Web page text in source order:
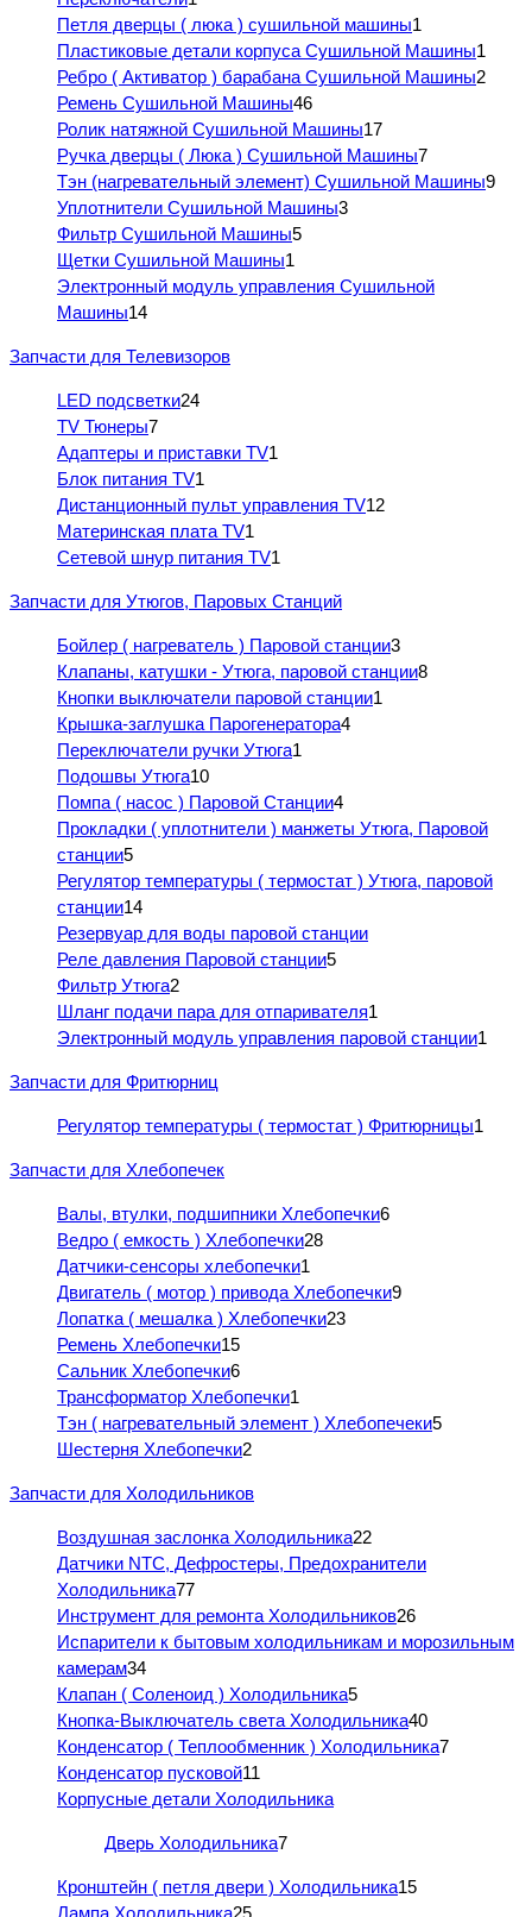
Петля дверцы ( люка ) сушильной машины1
Пластиковые детали корпуса Сушильной Машины1
Ребро ( Активатор ) барабана Сушильной Машины2
Ремень Сушильной Машины46
Ролик натяжной Сушильной Машины17
Ручка дверцы ( Люка ) Сушильной Машины7
Тэн (нагревательный элемент) Сушильной Машины9
Уплотнители Сушильной Машины3
Фильтр Сушильной Машины5
Щетки Сушильной Машины1
Электронный модуль управления Сушильной
Машины14
Запчасти для Телевизоров
LED подсветки24
TV Тюнеры7
Адаптеры и приставки TV1
Блок питания TV1
Дистанционный пульт управления TV12
Материнская плата TV1
Сетевой шнур питания TV1
Запчасти для Утюгов, Паровых Станций
Бойлер ( нагреватель ) Паровой станции3
Клапаны, катушки - Утюга, паровой станции8
Кнопки выключатели паровой станции1
Крышка-заглушка Парогенератора4
Переключатели ручки Утюга1
Подошвы Утюга10
Помпа ( насос ) Паровой Станции4
Прокладки ( уплотнители ) манжеты Утюга, Паровой
станции5
Регулятор температуры ( термостат ) Утюга, паровой
станции14
Резервуар для воды паровой станции
Реле давления Паровой станции5
Фильтр Утюга2
Шланг подачи пара для отпаривателя1
Электронный модуль управления паровой станции1
Запчасти для Фритюрниц
Регулятор температуры ( термостат ) Фритюрницы1
Запчасти для Хлебопечек
Валы, втулки, подшипники Хлебопечки6
Ведро ( емкость ) Хлебопечки28
Датчики-сенсоры хлебопечки1
Двигатель ( мотор ) привода Хлебопечки9
Лопатка ( мешалка ) Хлебопечки23
Ремень Хлебопечки15
Сальник Хлебопечки6
Трансформатор Хлебопечки1
Тэн ( нагревательный элемент ) Хлебопечеки5
Шестерня Хлебопечки2
Запчасти для Холодильников
Воздушная заслонка Холодильника22
Датчики NTC, Дефростеры, Предохранители
Холодильника77
Инструмент для ремонта Холодильников26
Испарители к бытовым холодильникам и морозильным
камерам34
Клапан ( Соленоид ) Холодильника5
Кнопка-Выключатель света Холодильника40
Конденсатор ( Теплообменник ) Холодильника7
Конденсатор пусковой11
Корпусные детали Холодильника
Дверь Холодильника7
Кронштейн ( петля двери ) Холодильника15